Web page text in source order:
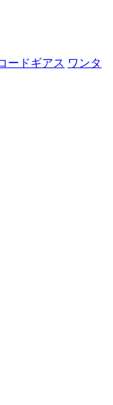
ードギアス ワンタ